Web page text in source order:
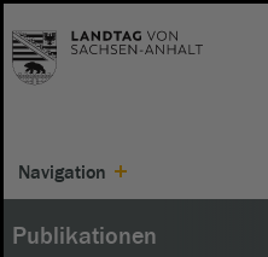
Navigation
Publikationen